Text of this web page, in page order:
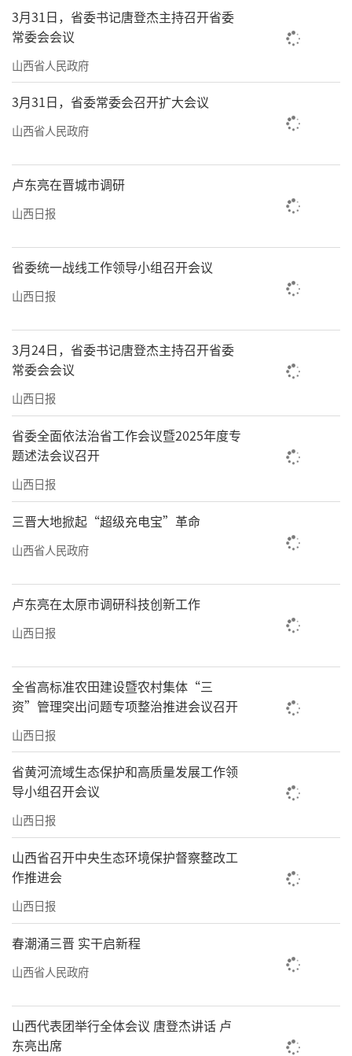
3月31日，省委书记唐登杰主持召开省委
常委会会议
山西省人民政府
3月31日，省委常委会召开扩大会议
山西省人民政府
卢东亮在晋城市调研
山西日报
省委统一战线工作领导小组召开会议
山西日报
3月24日，省委书记唐登杰主持召开省委
常委会会议
山西日报
省委全面依法治省工作会议暨2025年度专
题述法会议召开
山西日报
三晋大地掀起“超级充电宝”革命
山西省人民政府
卢东亮在太原市调研科技创新工作
山西日报
全省高标准农田建设暨农村集体“三
资”管理突出问题专项整治推进会议召开
山西日报
省黄河流域生态保护和高质量发展工作领
导小组召开会议
山西日报
山西省召开中央生态环境保护督察整改工
作推进会
山西日报
春潮涌三晋 实干启新程
山西省人民政府
山西代表团举行全体会议 唐登杰讲话 卢
东亮出席